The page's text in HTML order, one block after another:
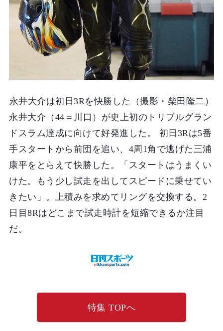
永井大介は初日3Rを快勝した（撮影・柴田隆二）
永井大介（44＝川口）が史上初のトリプルグラン
ドスラム達成に向けて好発進した。 初日3Rは5番
手スタートから前団を追い、4周1角で逃げた三浦
康平をとらえて快勝した。「スタートはうまくい
けた。もう少し試走を出してスピードに乗せてい
きたい」。上積みを求めてリングを交換する。2
日目8Rはどこまで試走時計を短縮できるか注目
だ。
特集 TOPへ